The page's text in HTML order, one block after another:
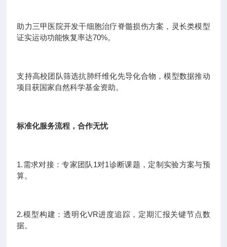
助力三甲医院开发干细胞治疗脊髓损伤方案，灵长类模型
证实运动功能恢复率达70%。
支持高校团队筛选抗肺纤维化先导化合物，模型数据推动
项目获国家自然科学基金资助。
标准化服务流程，合作无忧
1.需求对接：专家团队1对1诊断课题，定制实验方案与预
算。
2.模型构建：透明化VR进度追踪，定期汇报关键节点数
据。